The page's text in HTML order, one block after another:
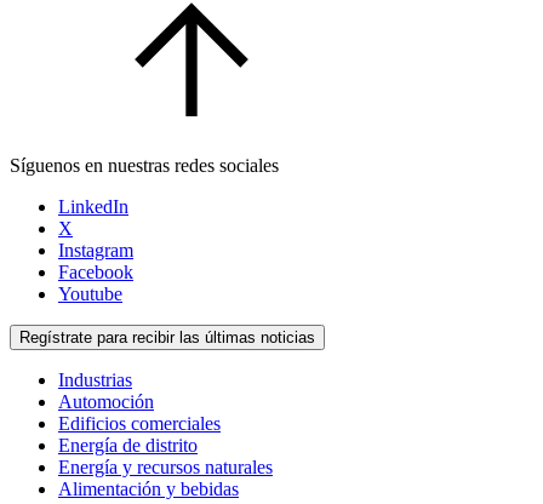
Síguenos en nuestras redes sociales
LinkedIn
X
Instagram
Facebook
Youtube
Regístrate para recibir las últimas noticias
Industrias
Automoción
Edificios comerciales
Energía de distrito
Energía y recursos naturales
Alimentación y bebidas